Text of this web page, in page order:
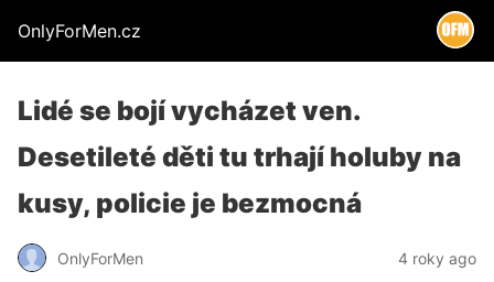
OnlyForMen.cz
Lidé se bojí vycházet ven.
Desetileté děti tu trhají holuby na
kusy, policie je bezmocná
OnlyForMen 4 roky ago